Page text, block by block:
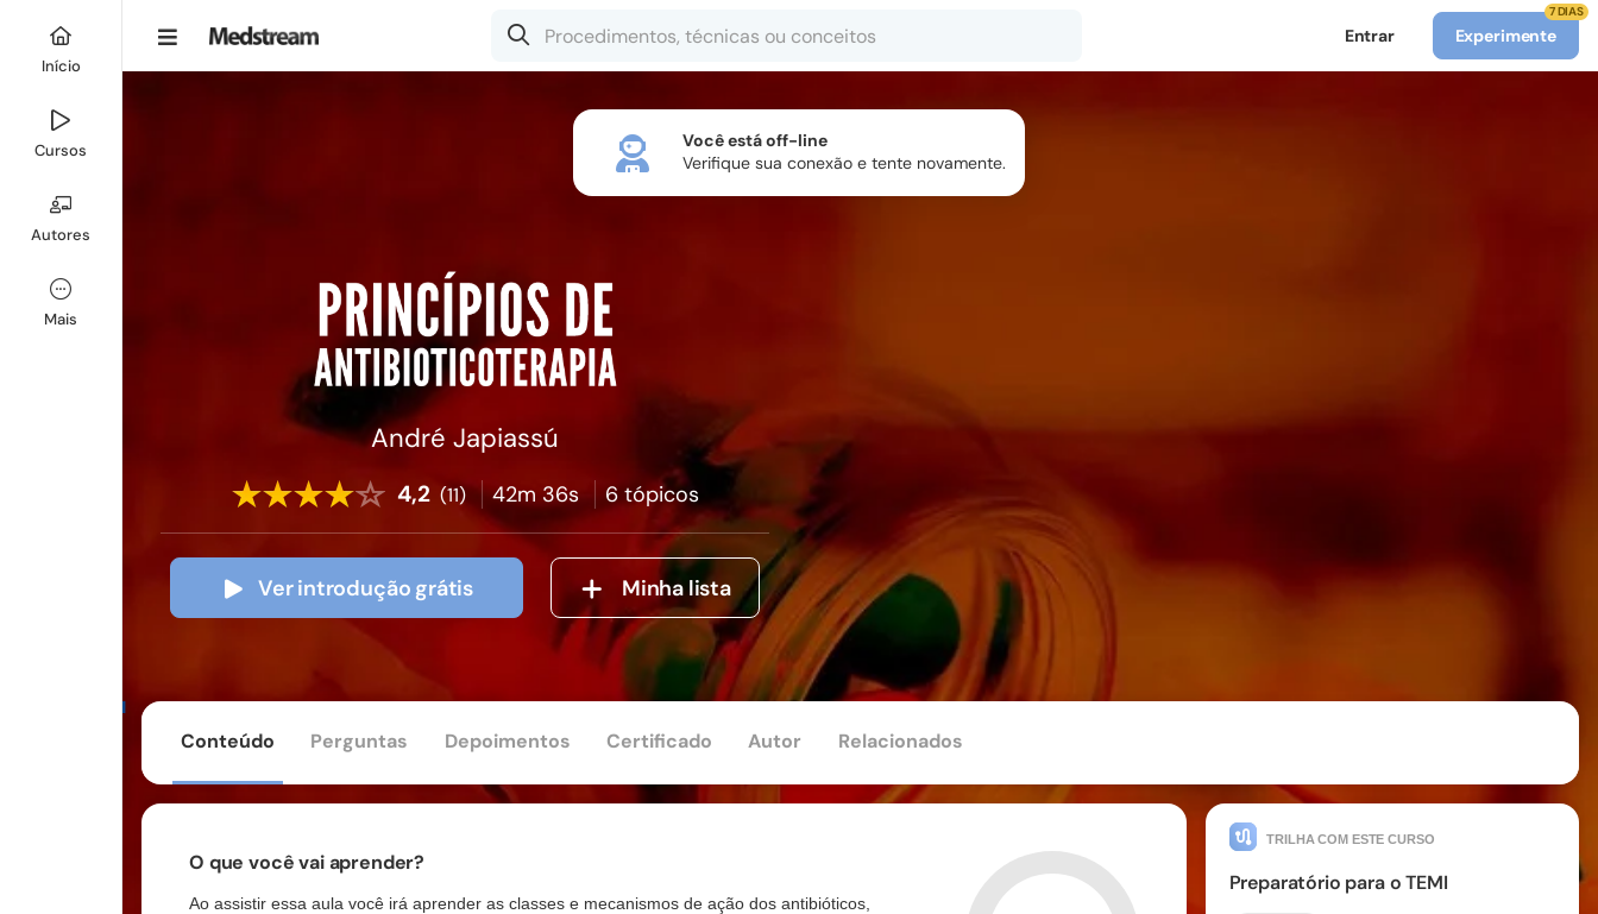
Início
Cursos
Autores
Mais
Entrar Experimente
7 DIAS
André Japiassú
4,2 (11) 42m 36s 6 tópicos
Ver introdução grátis Minha lista
Conteúdo Perguntas Depoimentos Certificado Autor Relacionados
O que você vai aprender?
Ao assistir essa aula você irá aprender as classes e mecanismos de ação dos antibióticos,
TRILHA COM ESTE CURSO
Preparatório para o TEMI
Você está off-line
Verifique sua conexão e tente novamente.